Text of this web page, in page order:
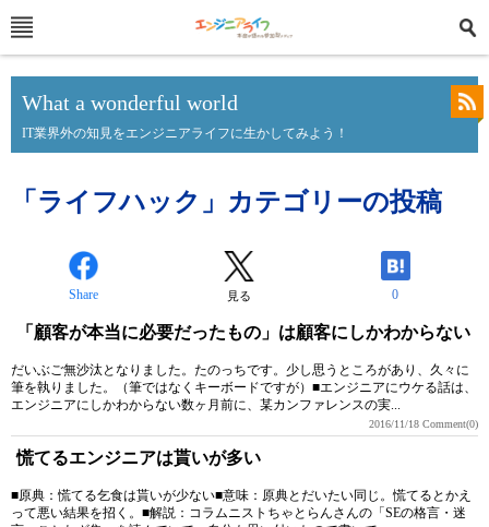
What a wonderful world
IT業界外の知見をエンジニアライフに生かしてみよう！
「ライフハック」カテゴリーの投稿
Share 見る 0
「顧客が本当に必要だったもの」は顧客にしかわからない
だいぶご無沙汰となりました。たのっちです。少し思うところがあり、久々に
筆を執りました。（筆ではなくキーボードですが）■エンジニアにウケる話は、
エンジニアにしかわからない数ヶ月前に、某カンファレンスの実...
2016/11/18 Comment(0)
慌てるエンジニアは貰いが多い
■原典：慌てる乞食は貰いが少ない■意味：原典とだいたい同じ。慌てるとかえ
って悪い結果を招く。■解説：コラムニストちゃとらんさんの「SEの格言・迷